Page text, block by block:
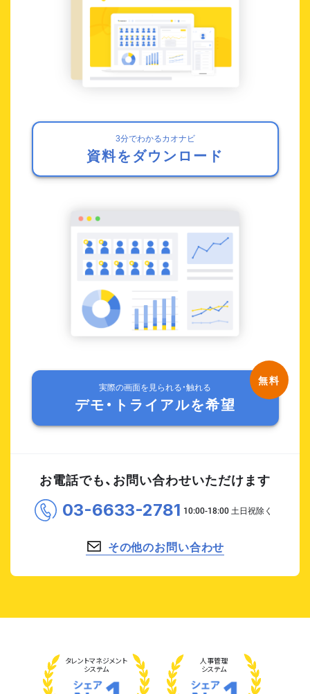
3分でわかるカオナビ
資料をダウンロード
実際の画面を見られる・触れる
デモ・トライアルを希望
お電話でも、お問い合わせいただけます
03-6633-2781
その他のお問い合わせ
タレントマネジメント
システム
人事管理
システム